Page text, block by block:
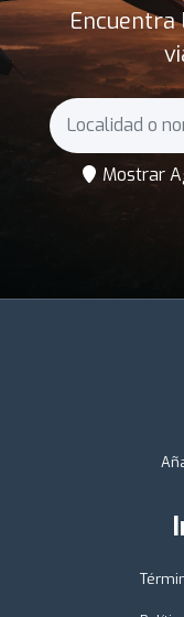
Encuentra
Mostrar